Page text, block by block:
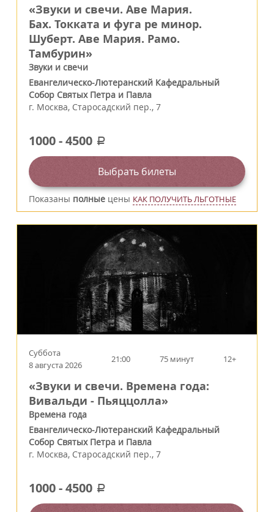
«Звуки и свечи. Аве Мария.
Бах. Токката и фуга ре минор.
Шуберт. Аве Мария. Рамо.
Тамбурин»
Звуки и свечи
Евангелическо-Лютеранский Кафедральный
Собор Святых Петра и Павла
г. Москва, Старосадский пер., 7
1000-4500 a
Выбрать билеты
Показаны полные цены КАК ПОЛУЧИТЬ ЛЬГОТНЫЕ
Суббота
8 августа 2026
21:00 75 минут 12+
«Звуки и свечи. Времена года:
Вивальди - Пьяццолла»
Времена года
Евангелическо-Лютеранский Кафедральный
Собор Святых Петра и Павла
г. Москва, Старосадский пер., 7
1000-4500 a